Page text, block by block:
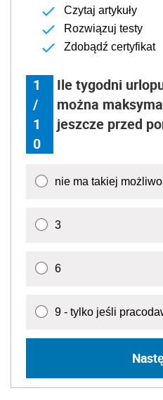
Czytaj artykuły
Rozwiązuj testy
Zdobądź certyfikat
1
/
1
0
Ile tygodni
można
jeszcze przed
nie ma takiej
3
6
9 - tylko jeśli